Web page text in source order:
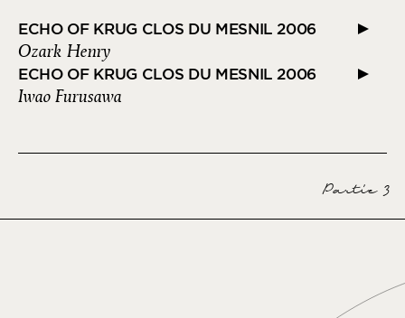
ECHO OF KRUG CLOS DU MESNIL 2006
Ozark Henry
ECHO OF KRUG CLOS DU MESNIL 2006
Iwao Furusawa
Partie 3